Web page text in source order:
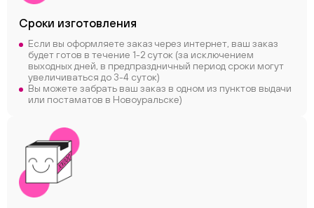
Сроки изготовления
Если вы оформляете заказ через интернет, ваш заказ
будет готов в течение 1-2 суток (за исключением
выходных дней, в предпраздничный период сроки могут
увеличиваться до 3-4 суток)
Вы можете забрать ваш заказ в одном из пунктов выдачи
или постаматов в Новоуральске)